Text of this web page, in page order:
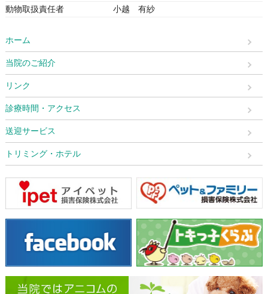
動物取扱責任者
小越 有紗
ホーム
当院のご紹介
リンク
診療時間・アクセス
送迎サービス
トリミング・ホテル